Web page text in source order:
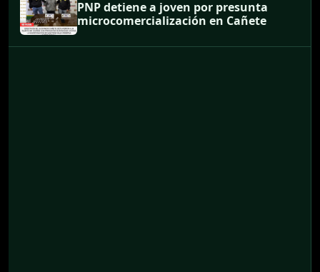
PNP detiene a joven por presunta
microcomercialización en Cañete